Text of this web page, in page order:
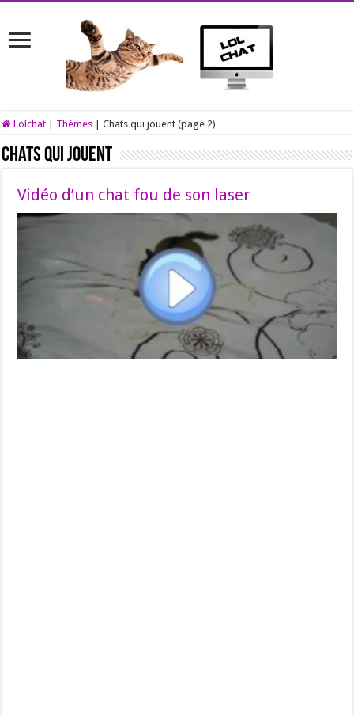
Lolchat Thèmes Chats qui jouent (page 2)
Chats qui jouent
Vidéo d’un chat fou de son laser